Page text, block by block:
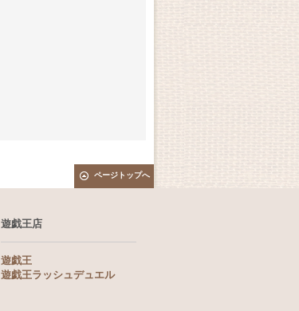
ページトップへ
遊戯王店
遊戯王
遊戯王ラッシュデュエル